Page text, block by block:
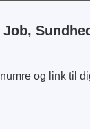
og link til